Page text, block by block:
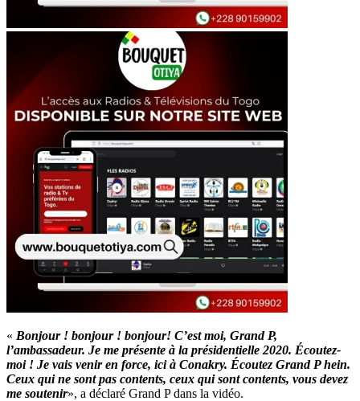
« Bonjour ! bonjour ! bonjour! C’est moi, Grand P,
l’ambassadeur. Je me présente à la présidentielle 2020. Écoutez-
moi ! Je vais venir en force, ici à Conakry. Écoutez Grand P hein.
Ceux qui ne sont pas contents, ceux qui sont contents, vous devez
me soutenir», a déclaré Grand P dans la vidéo.